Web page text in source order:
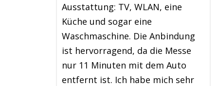
Ausstattung: TV, WLAN, eine
Küche und sogar eine
Waschmaschine. Die Anbindung
ist hervorragend, da die Messe
nur 11 Minuten mit dem Auto
entfernt ist. Ich habe mich sehr